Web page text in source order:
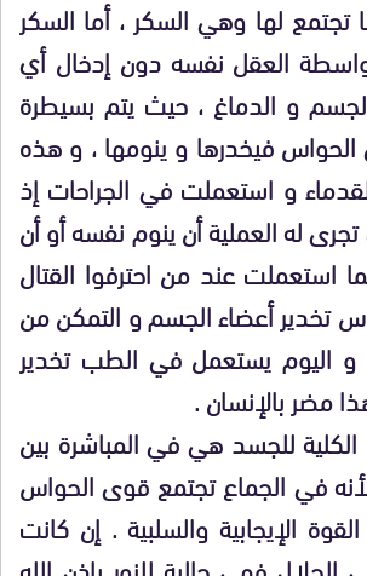
تجتمع لها وهي السكر ، أما السكر
العقل نفسه دون إدخال أي
و الدماغ ، حيث يتم بسيطرة
فيخدرها و ينومها ، و هذه
و استعملت في الجراحات إذ
له العملية أن ينوم نفسه أو أن
استعملت عند من احترفوا القتال
تخدير أعضاء الجسم و التمكن من
و اليوم يستعمل في الطب تخدير
مضر بالإنسان .
للجسد هي في المباشرة بين
لأنه في الجماع تجتمع قوى الحواس
الإيجابية والسلبية . إن كانت